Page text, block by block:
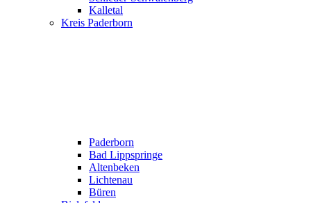
Kalletal
Kreis Paderborn
Paderborn
Bad Lippspringe
Altenbeken
Lichtenau
Büren